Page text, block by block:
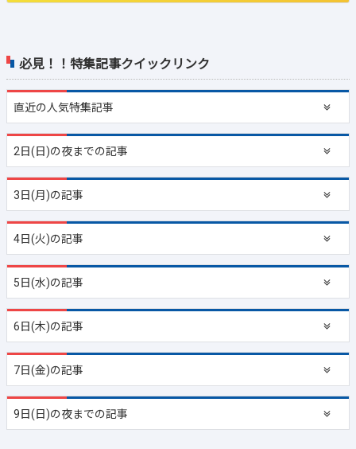
必見！！特集記事クイックリンク
直近の人気特集記事
2日(日)の夜までの記事
3日(月)の記事
4日(火)の記事
5日(水)の記事
6日(木)の記事
7日(金)の記事
9日(日)の夜までの記事